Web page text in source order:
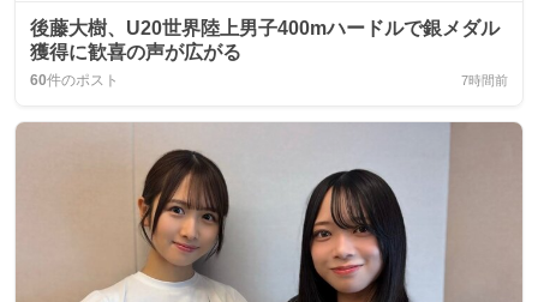
後藤大樹、U20世界陸上男子400mハードルで銀メダル
獲得に歓喜の声が広がる
60件のポスト 7時間前